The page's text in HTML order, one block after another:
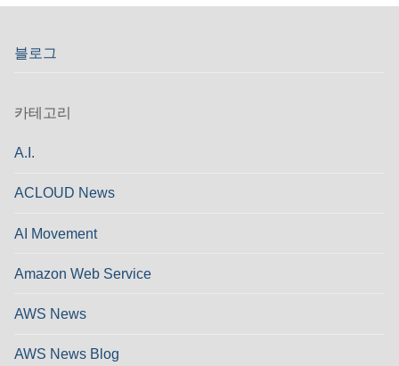
블로그
카테고리
A.I.
ACLOUD News
AI Movement
Amazon Web Service
AWS News
AWS News Blog